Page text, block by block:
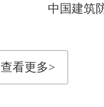
中国建筑
查看更多>